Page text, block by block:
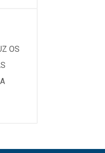
OS